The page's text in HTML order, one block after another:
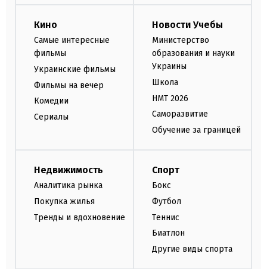
Кино
Самые интересные
фильмы
Украинские фильмы
Фильмы на вечер
Комедии
Сериалы
Новости Учебы
Министерство
образования и науки
Украины
Школа
НМТ 2026
Саморазвитие
Обучение за границей
Недвижимость
Аналитика рынка
Покупка жилья
Тренды и вдохновение
Спорт
Бокс
Футбол
Теннис
Биатлон
Другие виды спорта